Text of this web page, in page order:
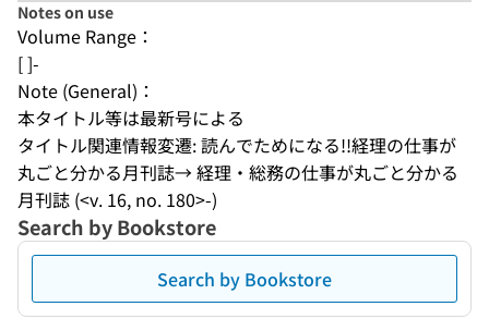
Notes on use
Volume Range：
[ ]-
Note (General)：
本タイトル等は最新号による
タイトル関連情報変遷: 読んでためになる!!経理の仕事が
丸ごと分かる月刊誌→ 経理・総務の仕事が丸ごと分かる
月刊誌 (<v. 16, no. 180>-)
Search by Bookstore
Search by Bookstore